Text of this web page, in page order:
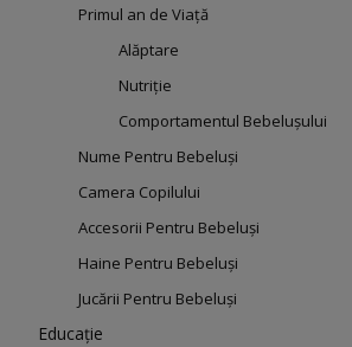
Primul an de Viață
Alăptare
Nutriție
Comportamentul Bebelușului
Nume Pentru Bebeluși
Camera Copilului
Accesorii Pentru Bebeluși
Haine Pentru Bebeluși
Jucării Pentru Bebeluși
Educație